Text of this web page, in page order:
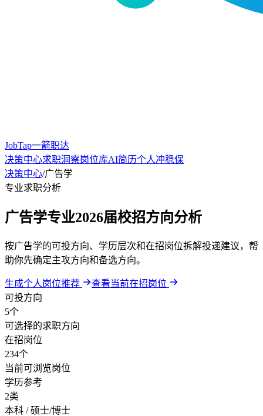
JobTap一箭职达
决策中心求职洞察岗位库AI简历个人冲稳保
决策中心/广告学
专业求职分析
广告学专业2026届校招方向分析
按广告学的可投方向、学历层次和在招岗位拆解投递建议，帮
助你先确定主攻方向和备选方向。
生成个人岗位推荐
查看当前在招岗位
可投方向
5个
可选择的求职方向
在招岗位
234个
当前可浏览岗位
学历参考
2类
本科 / 硕士/博士